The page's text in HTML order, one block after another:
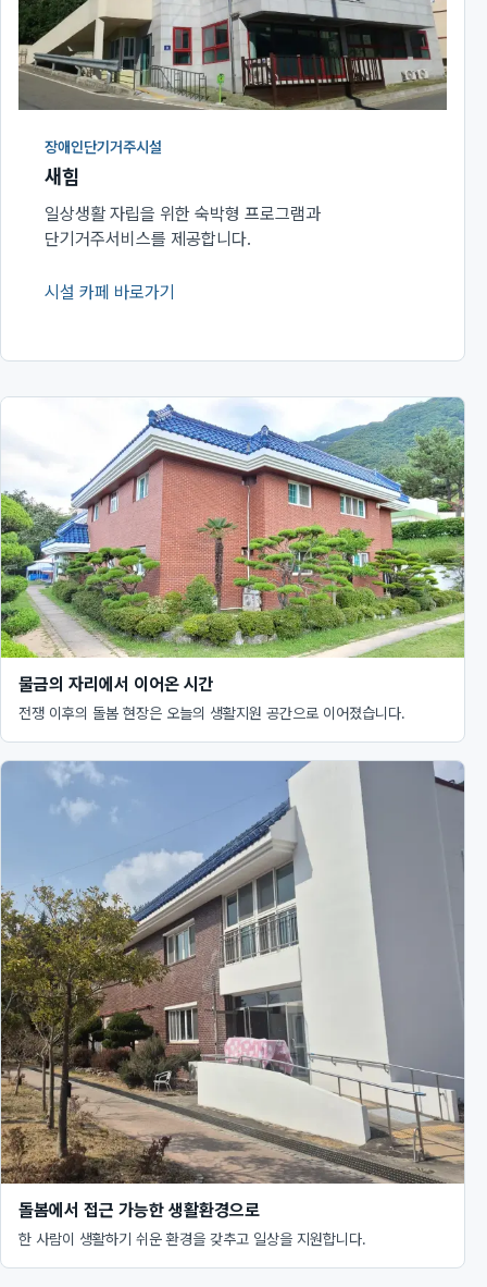
장애인단기거주시설
새힘
일상생활 자립을 위한 숙박형 프로그램과
단기거주서비스를 제공합니다.
시설 카페 바로가기
(새 창에서 열림)
물금의 자리에서 이어온 시간
전쟁 이후의 돌봄 현장은 오늘의 생활지원 공간으로 이어졌습니다.
돌봄에서 접근 가능한 생활환경으로
한 사람이 생활하기 쉬운 환경을 갖추고 일상을 지원합니다.